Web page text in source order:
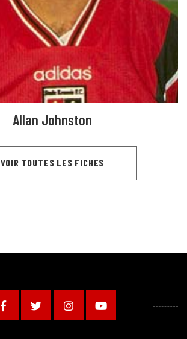
Allan Johnston
VOIR TOUTES LES FICHES